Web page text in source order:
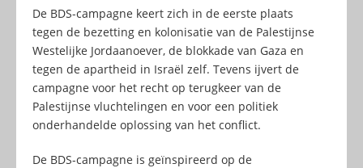
De BDS-campagne keert zich in de eerste plaats
tegen de bezetting en kolonisatie van de Palestijnse
Westelijke Jordaanoever, de blokkade van Gaza en
tegen de apartheid in Israël zelf. Tevens ijvert de
campagne voor het recht op terugkeer van de
Palestijnse vluchtelingen en voor een politiek
onderhandelde oplossing van het conflict.
De BDS-campagne is geïnspireerd op de